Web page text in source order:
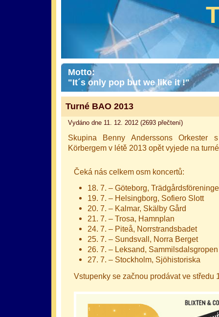
Motto:
"It´s only pop but we like it !"
Turné BAO 2013
Vydáno dne 11. 12. 2012 (2693 přečtení)
Skupina Benny Anderssons Orkester
Körbergem v létě 2013 opět vyjede na
Čeká nás celkem osm koncertů:
18. 7. – Göteborg,
19. 7. – Helsingborg, Sofiero Slott
20. 7. – Kalmar, Skälby Gård
21. 7. – Trosa, Hamnplan
24. 7. – Piteå, Norrstrandsbadet
25. 7. – Sundsvall, Norra Berget
26. 7. – Leksand, Sammilsdalsgropen
27. 7. – Stockholm, Sjöhistoriska
Vstupenky se začnou prodávat ve středu